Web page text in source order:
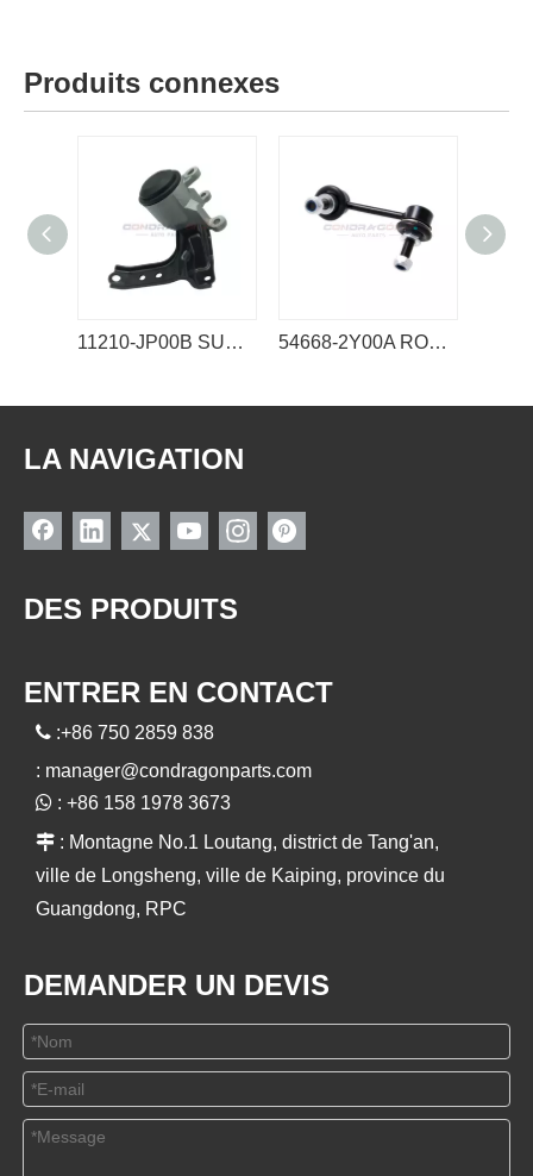
Produits connexes
11210-JP00B SUPPORT MOTEUR NISSAN 54668-2Y00A ROTULE DE STABILISATEUR DE LIEN NISSAN
LA NAVIGATION
DES PRODUITS
ENTRER EN CONTACT
 :+86 750 2859 838
: manager@condragonparts.com
 : +86 158 1978 3673
 : Montagne No.1 Loutang, district de Tang'an,
ville de Longsheng, ville de Kaiping, province du
Guangdong, RPC
DEMANDER UN DEVIS